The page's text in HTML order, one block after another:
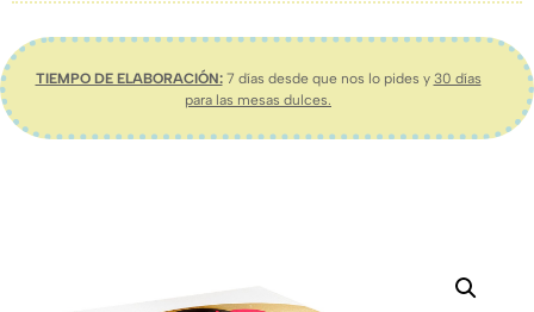
TIEMPO DE ELABORACIÓN:7 días desde que nos lo pides y 30 días
para las mesas dulces.